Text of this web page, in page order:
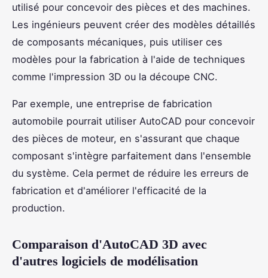
utilisé pour concevoir des pièces et des machines.
Les ingénieurs peuvent créer des modèles détaillés
de composants mécaniques, puis utiliser ces
modèles pour la fabrication à l'aide de techniques
comme l'impression 3D ou la découpe CNC.
Par exemple, une entreprise de fabrication
automobile pourrait utiliser AutoCAD pour concevoir
des pièces de moteur, en s'assurant que chaque
composant s'intègre parfaitement dans l'ensemble
du système. Cela permet de réduire les erreurs de
fabrication et d'améliorer l'efficacité de la
production.
Comparaison d'AutoCAD 3D avec
d'autres logiciels de modélisation